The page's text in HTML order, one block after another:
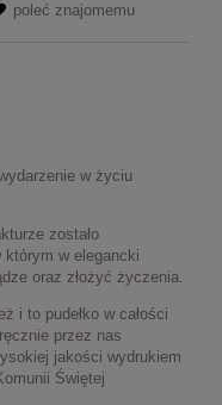
poleć znajomemu
w życiu
zostało
którym w elegancki
oraz złożyć życzenia.
i to pudełko w całości
przez nas
jakości wydrukiem
Świętej